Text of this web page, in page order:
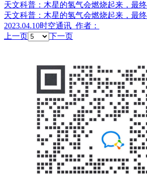
天文科普：木星的氢气会燃烧起来，最
天文科普：木星的氢气会燃烧起来，最
2023.04.10时空通讯 作者：
上一页
下一页